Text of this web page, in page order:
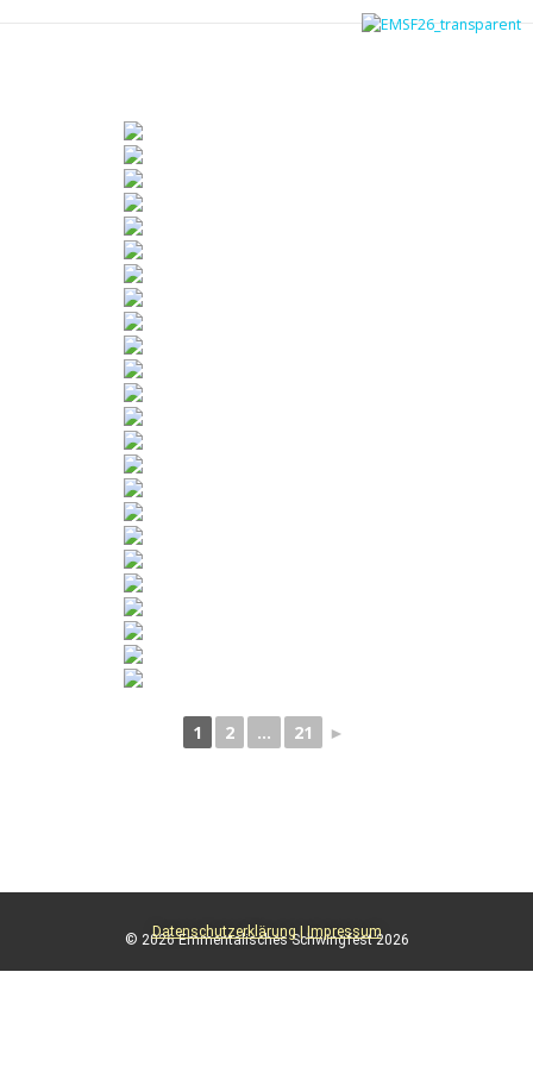
1 2 ... 21 ►
© 2026 Emmentalisches Schwingfest 2026
Datenschutzerklärung| Impressum